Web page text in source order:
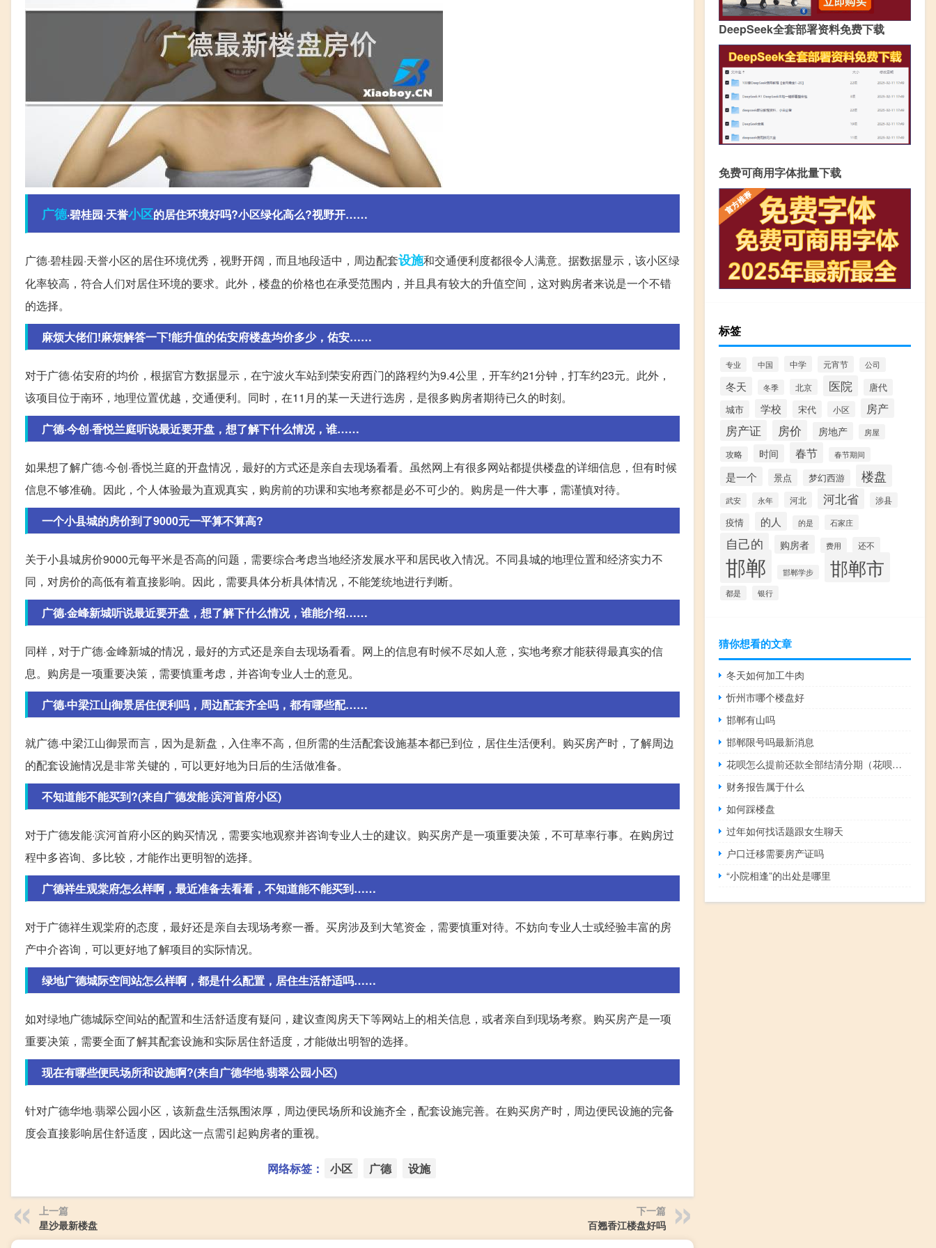
广德·碧桂园·天誉小区的居住环境好吗?小区绿化高么?视野开……
广德·碧桂园·天誉小区的居住环境优秀，视野开阔，而且地段适中，周边配套设施和交通便利度都很令人满意。据数据显示，该小区绿
化率较高，符合人们对居住环境的要求。此外，楼盘的价格也在承受范围内，并且具有较大的升值空间，这对购房者来说是一个不错
的选择。
麻烦大佬们!麻烦解答一下!能升值的佑安府楼盘均价多少，佑安……
对于广德·佑安府的均价，根据官方数据显示，在宁波火车站到荣安府西门的路程约为9.4公里，开车约21分钟，打车约23元。此外，
该项目位于南环，地理位置优越，交通便利。同时，在11月的某一天进行选房，是很多购房者期待已久的时刻。
广德·今创·香悦兰庭听说最近要开盘，想了解下什么情况，谁……
如果想了解广德·今创·香悦兰庭的开盘情况，最好的方式还是亲自去现场看看。虽然网上有很多网站都提供楼盘的详细信息，但有时候
信息不够准确。因此，个人体验最为直观真实，购房前的功课和实地考察都是必不可少的。购房是一件大事，需谨慎对待。
一个小县城的房价到了9000元一平算不算高?
关于小县城房价9000元每平米是否高的问题，需要综合考虑当地经济发展水平和居民收入情况。不同县城的地理位置和经济实力不
同，对房价的高低有着直接影响。因此，需要具体分析具体情况，不能笼统地进行判断。
广德·金峰新城听说最近要开盘，想了解下什么情况，谁能介绍……
同样，对于广德·金峰新城的情况，最好的方式还是亲自去现场看看。网上的信息有时候不尽如人意，实地考察才能获得最真实的信
息。购房是一项重要决策，需要慎重考虑，并咨询专业人士的意见。
广德·中梁江山御景居住便利吗，周边配套齐全吗，都有哪些配……
就广德·中梁江山御景而言，因为是新盘，入住率不高，但所需的生活配套设施基本都已到位，居住生活便利。购买房产时，了解周边
的配套设施情况是非常关键的，可以更好地为日后的生活做准备。
不知道能不能买到?(来自广德发能·滨河首府小区)
对于广德发能·滨河首府小区的购买情况，需要实地观察并咨询专业人士的建议。购买房产是一项重要决策，不可草率行事。在购房过
程中多咨询、多比较，才能作出更明智的选择。
广德祥生观棠府怎么样啊，最近准备去看看，不知道能不能买到……
对于广德祥生观棠府的态度，最好还是亲自去现场考察一番。买房涉及到大笔资金，需要慎重对待。不妨向专业人士或经验丰富的房
产中介咨询，可以更好地了解项目的实际情况。
绿地广德城际空间站怎么样啊，都是什么配置，居住生活舒适吗……
如对绿地广德城际空间站的配置和生活舒适度有疑问，建议查阅房天下等网站上的相关信息，或者亲自到现场考察。购买房产是一项
重要决策，需要全面了解其配套设施和实际居住舒适度，才能做出明智的选择。
现在有哪些便民场所和设施啊?(来自广德华地·翡翠公园小区)
针对广德华地·翡翠公园小区，该新盘生活氛围浓厚，周边便民场所和设施齐全，配套设施完善。在购买房产时，周边便民设施的完备
度会直接影响居住舒适度，因此这一点需引起购房者的重视。
网络标签： 小区 广德 设施
上一篇
星沙最新楼盘
下一篇
百翘香江楼盘好吗
DeepSeek全套部署资料免费下载
免费可商用字体批量下载
标签
专业 中国 中学 元宵节 公司
冬天 冬季 北京 医院 唐代
城市 学校 宋代 小区 房产
房产证 房价 房地产
房屋
攻略
时间 春节 春节期间
是一个 景点 梦幻西游 楼盘
武安 永年 河北 河北省 涉县
疫情 的人 的是 石家庄
自己的 购房者 费用 还不
邯郸 邯郸学步 邯郸市
都是 银行
猜你想看的文章
冬天如何加工牛肉
忻州市哪个楼盘好
邯郸有山吗
邯郸限号吗最新消息
花呗怎么提前还款全部结清分期（花呗怎么提前还款）
财务报告属于什么
如何踩楼盘
过年如何找话题跟女生聊天
户口迁移需要房产证吗
“小院相逢”的出处是哪里